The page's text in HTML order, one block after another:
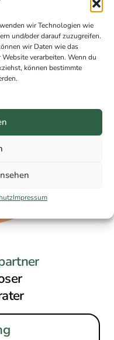
wir Technologien wie
und/oder darauf zuzugreifen.
wir Daten wie das
verarbeiten. Wenn du
können bestimmte
Impressum